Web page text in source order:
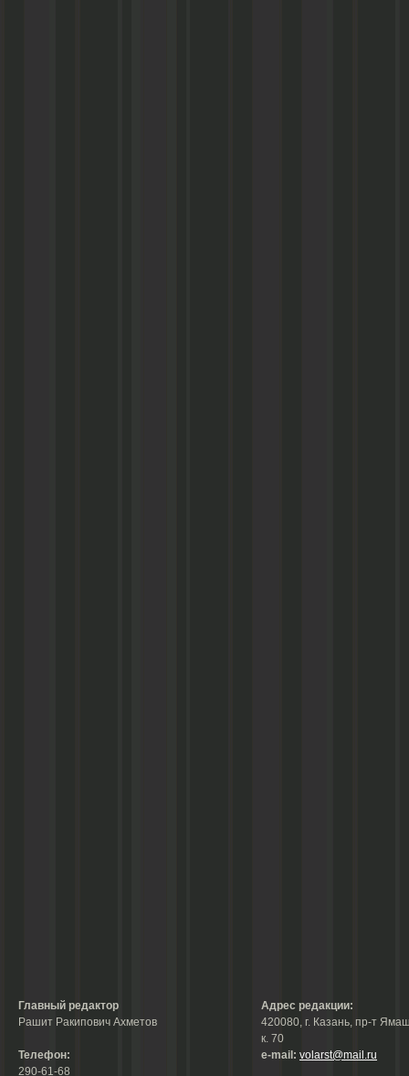
Главный редактор
Рашит Ракипович Ахметов
Телефон:
290-61-68
Адрес редакции:
420080, г. Казань, пр-т
к. 70
е-mail: volarst@mail.ru